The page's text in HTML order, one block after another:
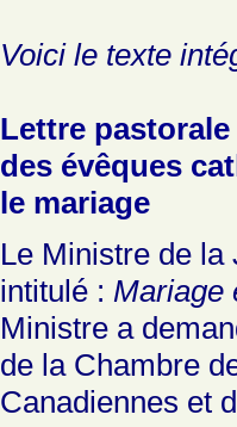
Voici le texte
Lettre
des évêques
le mariage
Le Ministre de la
intitulé : Mariage
Ministre a
de la Chambre
Canadiennes et